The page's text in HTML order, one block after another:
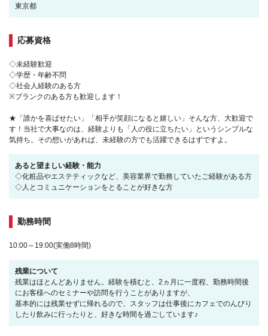
東京都
応募資格
◇未経験歓迎
◇学歴・年齢不問
◇社会人経験のある方
※ブランクのある方も歓迎します！
★「誰かを喜ばせたい」「相手が笑顔になると嬉しい」そんな方、大歓迎で
す！当社で大事なのは、経験よりも「人の役に立ちたい」というシンプルな
気持ち。その想いがあれば、未経験の方でも活躍できるはずですよ。
あると望ましい経験・能力
◇化粧品やエステティックなど、美容業界で勤務していたご経験がある方
◇人とコミュニケーションをとることが好きな方
勤務時間
10:00～19:00(実働8時間)
残業について
残業はほとんどありません。経験を積むと、2ヵ月に一度程、勤務時間後
にお客様へのセミナーや訪問を行うことがありますが、
基本的には残業せずに帰れるので、スタッフは仕事後にカフェでのんびり
したり飲みに行ったりと、好きな時間を過ごしています♪